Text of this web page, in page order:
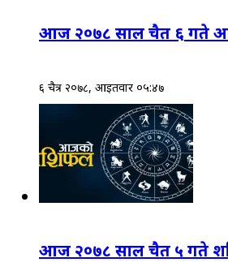
आज २०७८ साल चैत ६ गते
६ चैत्र २०७८, आईतवार ०५:४७
आज २०७८ साल चैत ५ गते